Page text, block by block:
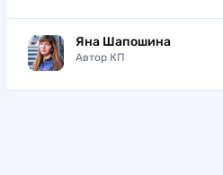
Яна Шапошина
Автор КП